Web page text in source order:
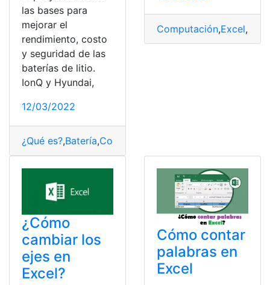
las bases para
mejorar el
rendimiento, costo
y seguridad de las
baterías de litio.
IonQ y Hyundai,
12/03/2022
¿Qué es?,Batería,Computación
Computación,Excel,
¿Cómo
cambiar los
ejes en
Excel?
Cómo contar
palabras en
Excel